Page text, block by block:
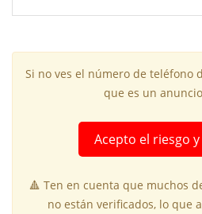
Si no ves el número de teléfono
que es un
Acepto el riesgo
🔺 Ten en cuenta que muchos
no están verificados, lo que